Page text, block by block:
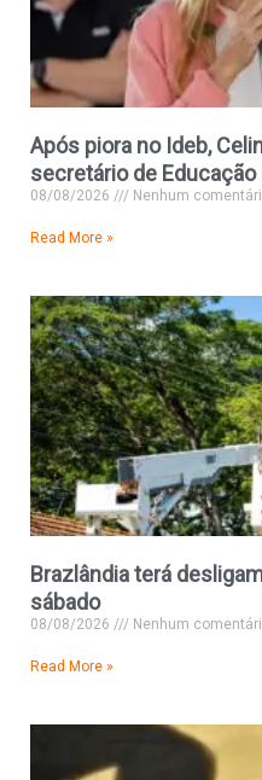
Após piora no Ideb,
secretário de Educação
08/08/2026 Nenhum
Read More »
Brazlândia terá
sábado
08/08/2026 Nenhum
Read More »